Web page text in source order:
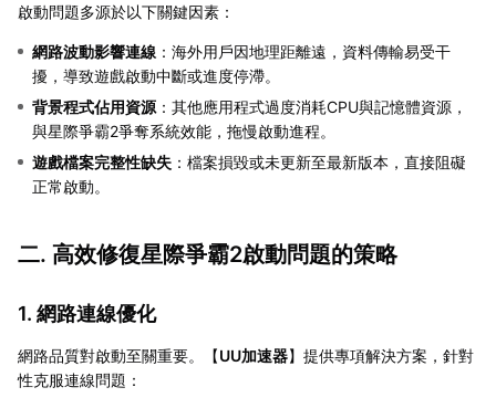
啟動問題多源於以下關鍵因素：
網路波動影響連線 ：海外用戶因地理距離遠，資料傳輸易受干
擾，導致遊戲啟動中斷或進度停滯。
背景程式佔用資源 ：其他應用程式過度消耗CPU與記憶體資源，
與星際爭霸2爭奪系統效能，拖慢啟動進程。
遊戲檔案完整性缺失 ：檔案損毀或未更新至最新版本，直接阻礙
正常啟動。
二. 高效修復星際爭霸2啟動問題的策略
1. 網路連線優化
網路品質對啟動至關重要。【UU加速器】提供專項解決方案，針對
性克服連線問題：